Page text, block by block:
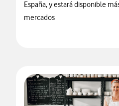
España, y estará disponible
mercados